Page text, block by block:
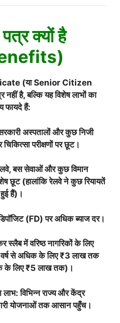
क्यों है
(या Senior Citizen
है, बल्कि यह विशेष लाभों का
फायदे हैं:
अस्पतालों और कुछ निजी
परीक्षणों पर छूट।
बस सेवाओं और कुछ विमान
छूट (हालांकि रेलवे ने कुछ रियायतें
हैं)।
(FD) पर अधिक ब्याज दर।
में वरिष्ठ नागरिकों के लिए
से अधिक के लिए ₹3 लाख तक
के लिए ₹5 लाख तक)।
विभिन्न राज्य और केंद्र
योजनाओं तक आसान पहुँच।